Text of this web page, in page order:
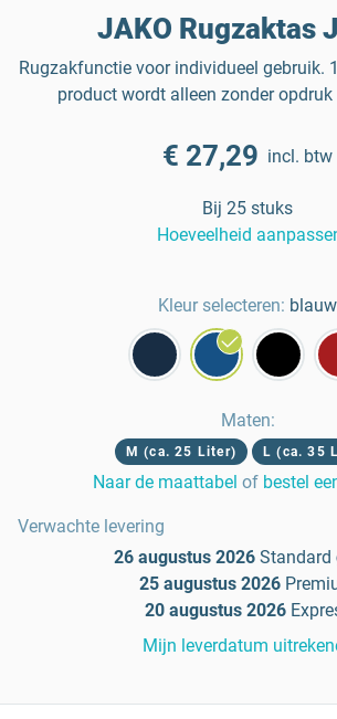
JAKO Rugzaktas
Rugzakfunctie voor individueel gebruik.
product wordt alleen zonder opdruk
€ 27,29 incl. btw
Bij 25 stuks
Hoeveelheid
Kleur selecteren: blauw
Maten:
M (ca. 25 Liter) L (ca. 35
Naar de maattabel of bestel
Verwachte levering
26 augustus 2026 Standard
25 augustus 2026
20 augustus 2026
Mijn leverdatum